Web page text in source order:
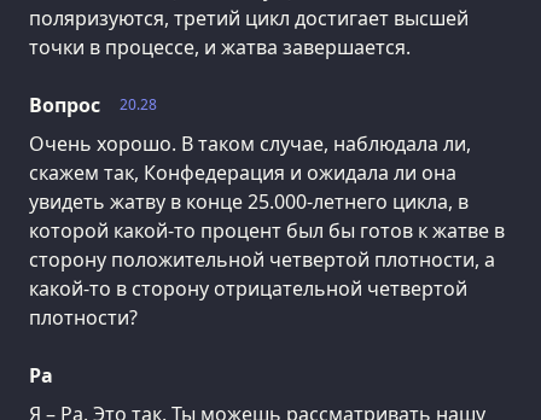
поляризуются, третий цикл достигает высшей
точки в процессе, и жатва завершается.
20.28
Вопрос
Очень хорошо. В таком случае, наблюдала ли,
скажем так, Конфедерация и ожидала ли она
увидеть жатву в конце 25.000-летнего цикла, в
которой какой-то процент был бы готов к жатве в
сторону положительной четвертой плотности, а
какой-то в сторону отрицательной четвертой
плотности?
Ра
Я – Ра. Это так. Ты можешь рассматривать нашу